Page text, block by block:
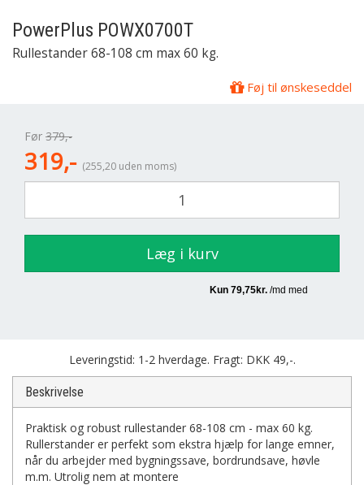
PowerPlus POWX0700T
Rullestander 68-108 cm max 60 kg.
Føj til ønskeseddel
Før 379,-
319,- (255,20 uden moms)
Læg i kurv
Leveringstid: 1-2 hverdage. Fragt: DKK 49,-.
Beskrivelse
Praktisk og robust rullestander 68-108 cm - max 60 kg.
Rullerstander er perfekt som ekstra hjælp for lange emner,
når du arbejder med bygningssave, bordrundsave, høvle
m.m. Utrolig nem at montere